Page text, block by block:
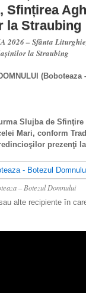
Sfințirea
la Straubing
2026 – Sfânta
la Straubing
Slujba de Sfinţire
Mari, conform
prezenţi
– Botezul Domnului
alte recipiente în